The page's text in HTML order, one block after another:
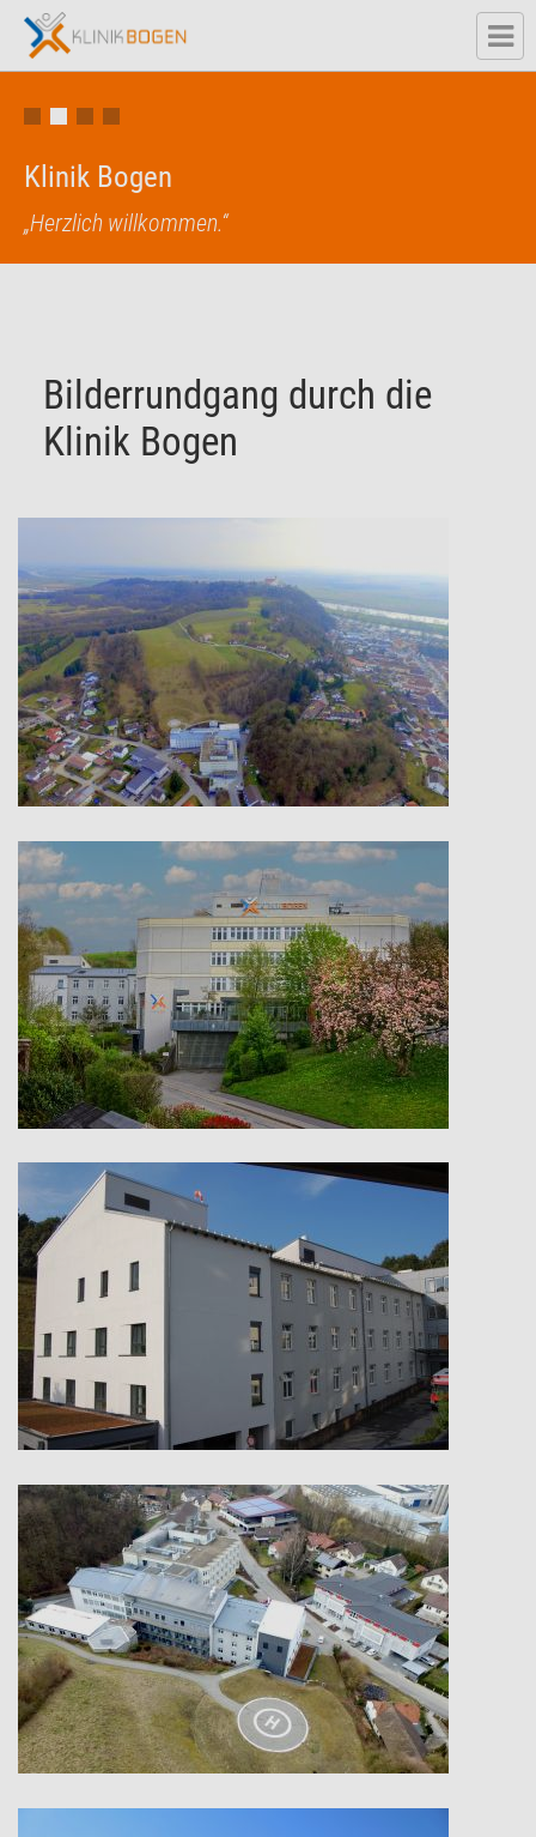
Klinik Bogen
„Herzlich willkommen.“
Bilderrundgang durch die
Klinik Bogen